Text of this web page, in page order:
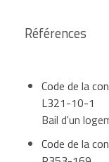
l'habitat
intermédiaire
et
ou par acte
ou par
ou récépissé.
Références
Code de la
L321-10-1
Bail d'un
Code de la